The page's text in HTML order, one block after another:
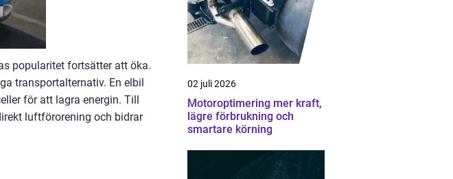
popularitet fortsätter att öka.
transportalternativ. En elbil
för att lagra energin. Till
luftförorening och bidrar
02 juli 2026
Motoroptimering mer kraft,
lägre förbrukning och
smartare körning